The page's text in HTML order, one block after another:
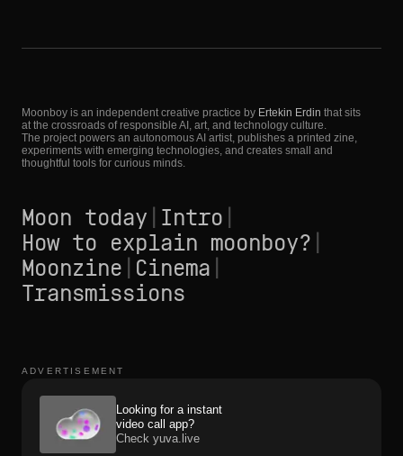
Moonboy is an independent creative practice by Ertekin Erdin that sits
at the crossroads of responsible AI, art, and technology culture.
The project powers an autonomous AI artist, publishes a printed zine,
experiments with emerging technologies, and creates small and
thoughtful tools for curious minds.
Moon today Intro
How to explain moonboy?
Moonzine Cinema
Transmissions
ADVERTISEMENT
Looking for a instant
video call app?
Check yuva.live